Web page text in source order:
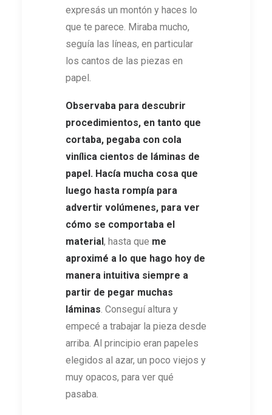
expresás un montón y haces lo
que te parece. Miraba mucho,
seguía las líneas, en particular
los cantos de las piezas en
papel.
Observaba para descubrir
procedimientos, en tanto que
cortaba, pegaba con cola
vinílica cientos de láminas de
papel. Hacía mucha cosa que
luego hasta rompía para
advertir volúmenes, para ver
cómo se comportaba el
material, hasta que me
aproximé a lo que hago hoy de
manera intuitiva siempre a
partir de pegar muchas
láminas. Conseguí altura y
empecé a trabajar la pieza desde
arriba. Al principio eran papeles
elegidos al azar, un poco viejos y
muy opacos, para ver qué
pasaba.